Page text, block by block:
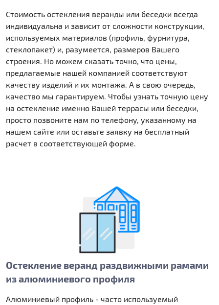
Стоимость остекления веранды или беседки всегда
индивидуальна и зависит от сложности конструкции,
используемых материалов (профиль, фурнитура,
стеклопакет) и, разумеется, размеров Вашего
строения. Но можем сказать точно, что цены,
предлагаемые нашей компанией соответствуют
качеству изделий и их монтажа. А в свою очередь,
качество мы гарантируем. Чтобы узнать точную цену
на остекление именно Вашей террасы или беседки,
просто позвоните нам по телефону, указанному на
нашем сайте или оставьте заявку на бесплатный
расчет в соответствующей форме.
Остекление веранд раздвижными рамами
из алюминиевого профиля
Алюминиевый профиль - часто используемый